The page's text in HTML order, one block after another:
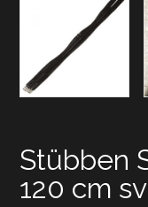
Stübben
120 cm